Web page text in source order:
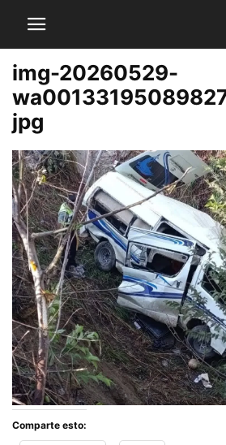
img-20260529-
jpg
Comparte esto: